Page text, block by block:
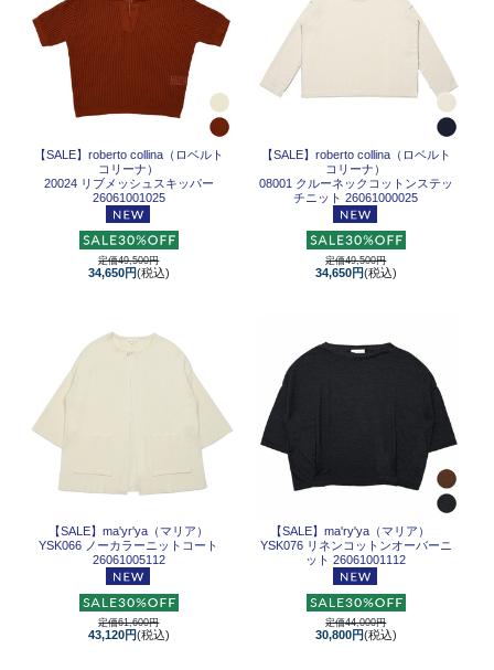
【SALE】 roberto collina（ロベルト
コリーナ）
20024 リブメッシュスキッパー
26061001025
定価49,500円
34,650円(税込)
【SALE】 roberto collina（ロベルト
コリーナ）
08001 クルーネックコットンステッ
チニット 26061000025
定価49,500円
34,650円(税込)
【SALE】ma'yr'ya（マリア）
YSK066 ノーカラーニットコート
26061005112
定価61,600円
43,120円(税込)
【SALE】 ma'ry'ya（マリア）
YSK076 リネンコットンオーバーニ
ット 26061001112
定価44,000円
30,800円(税込)